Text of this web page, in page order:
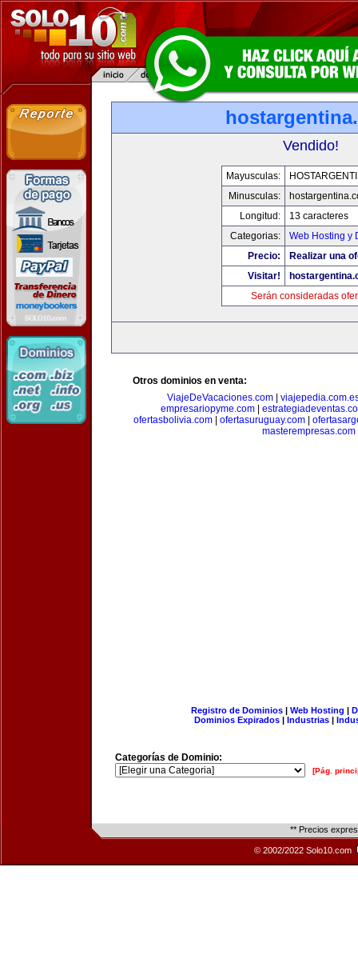
Vendido!
Mayusculas:
Minusculas:
Longitud:
13 caracteres
Categorias:
Web Hosting y
Precio:
Realizar una
Visitar!
Serán consideradas
Otros dominios en venta:
ViajeDeVacaciones.com
empresariopyme.com
ofertasbolivia.com| ofertasuruguay.com|
masterempresas.com
Registro de Dominios| Web Hosting |
Dominios Expirados | Industrias |
Categorías de Dominio:
[Pág.
** Precios
© 2002/2022 Solo10.com